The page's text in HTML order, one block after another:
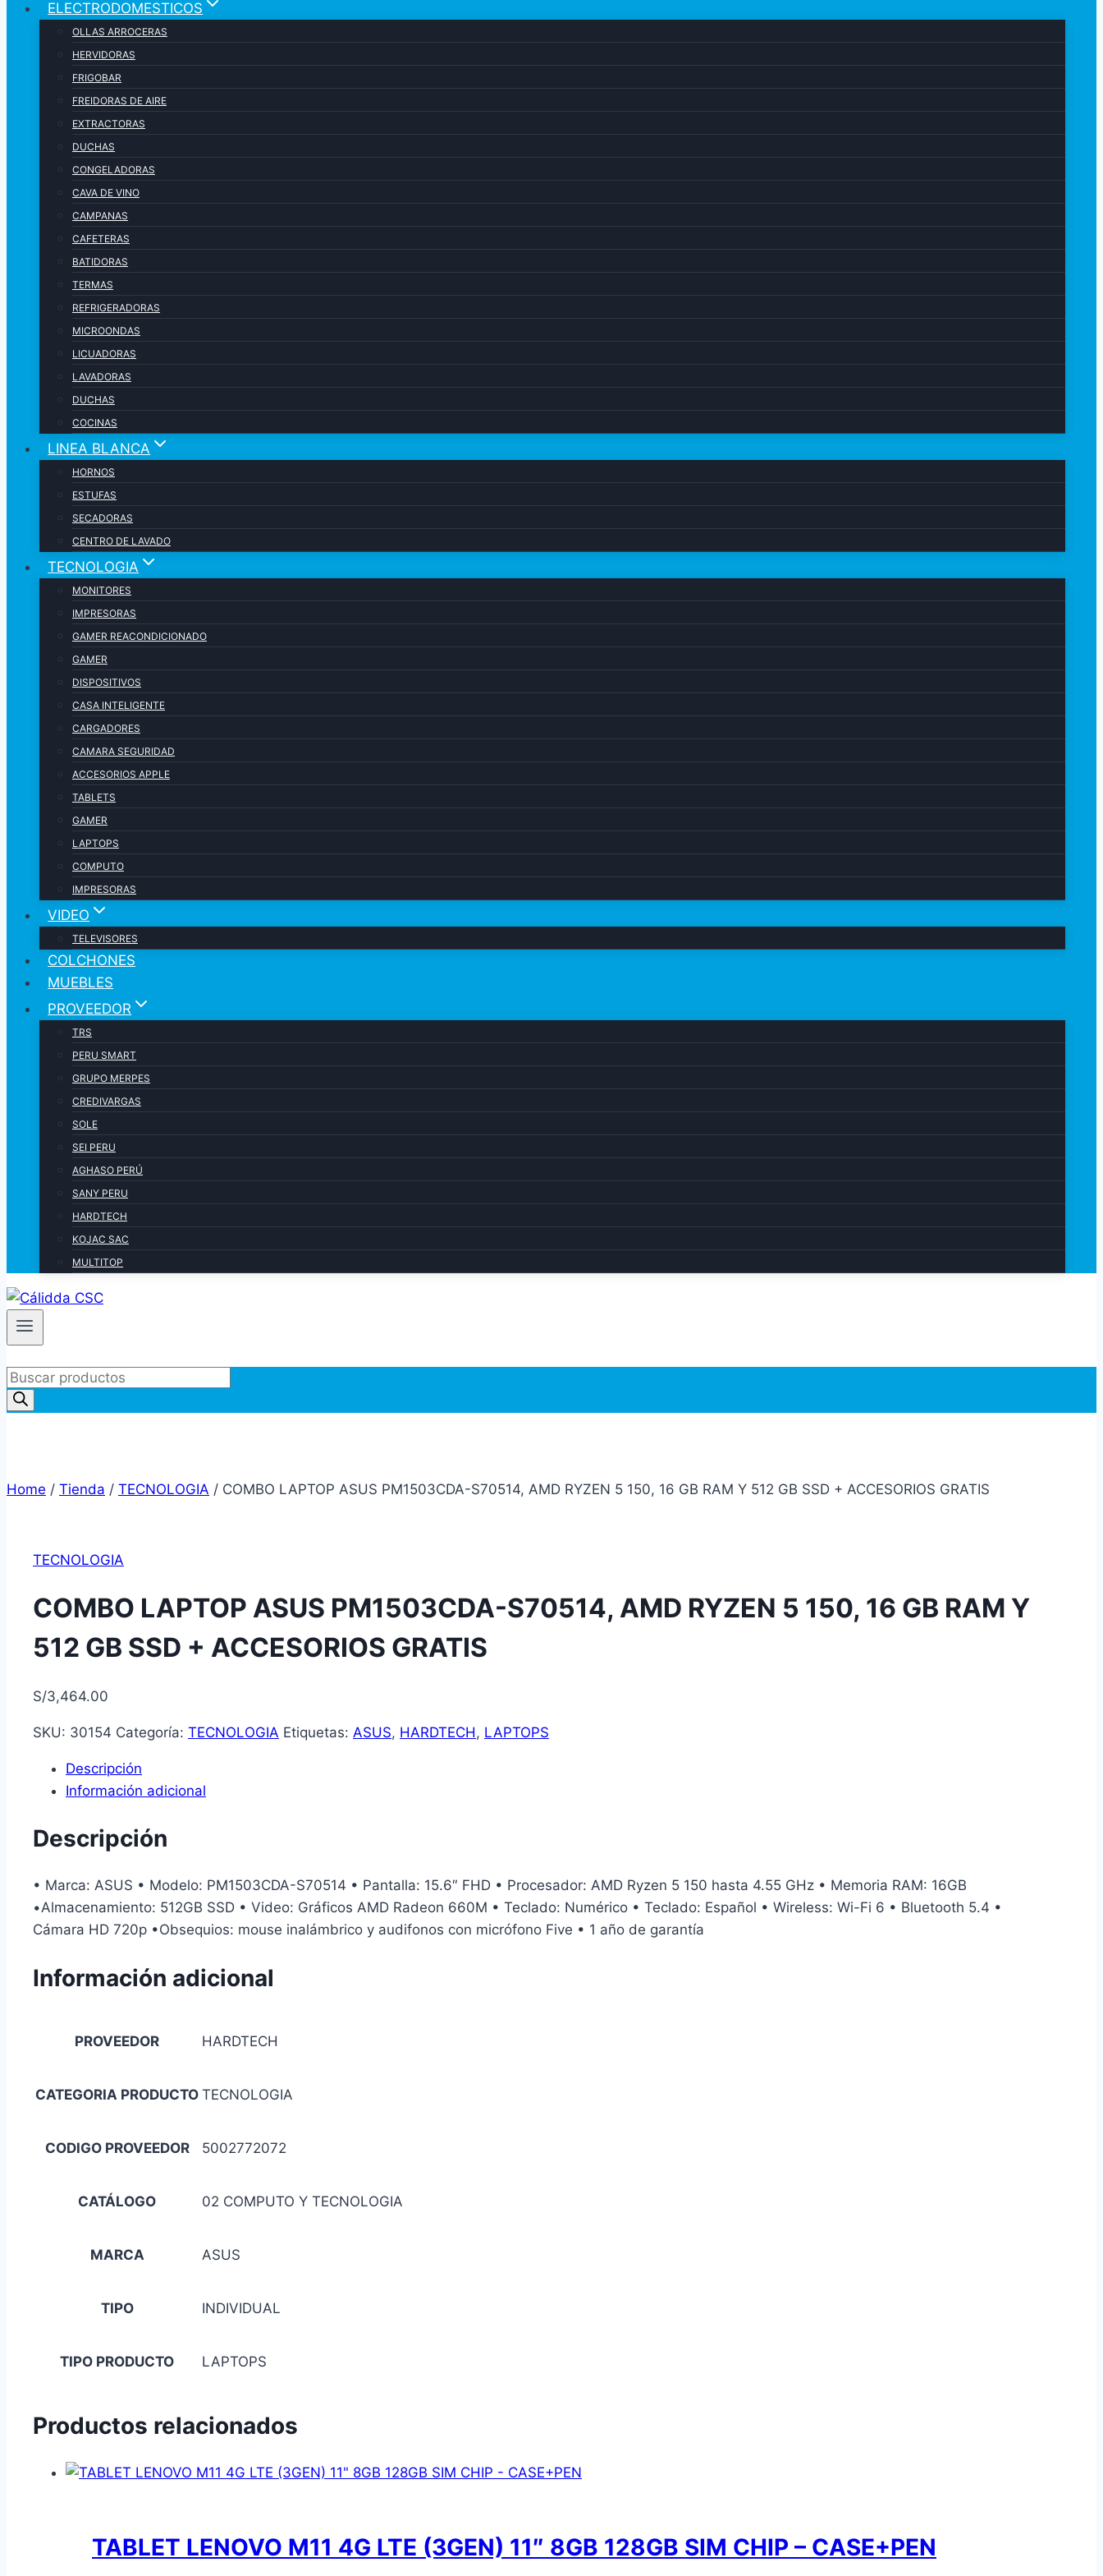
ELECTRODOMESTICOS
OLLAS ARROCERAS
HERVIDORAS
FRIGOBAR
FREIDORAS DE AIRE
EXTRACTORAS
DUCHAS
CONGELADORAS
CAVA DE VINO
CAMPANAS
CAFETERAS
BATIDORAS
TERMAS
REFRIGERADORAS
MICROONDAS
LICUADORAS
LAVADORAS
DUCHAS
COCINAS
LINEA BLANCA
HORNOS
ESTUFAS
SECADORAS
CENTRO DE LAVADO
TECNOLOGIA
MONITORES
IMPRESORAS
GAMER REACONDICIONADO
GAMER
DISPOSITIVOS
CASA INTELIGENTE
CARGADORES
CAMARA SEGURIDAD
ACCESORIOS APPLE
TABLETS
GAMER
LAPTOPS
COMPUTO
IMPRESORAS
VIDEO
TELEVISORES
COLCHONES
MUEBLES
PROVEEDOR
TRS
PERU SMART
GRUPO MERPES
CREDIVARGAS
SOLE
SEI PERU
AGHASO PERÚ
SANY PERU
HARDTECH
KOJAC SAC
MULTITOP
Products
search
Home / Tienda / TECNOLOGIA / COMBO LAPTOP ASUS PM1503CDA-S70514, AMD RYZEN 5 150, 16 GB RAM Y 512 GB SSD + ACCESORIOS GRATIS
TECNOLOGIA
COMBO LAPTOP ASUS PM1503CDA-S70514, AMD RYZEN 5 150, 16 GB RAM Y
512 GB SSD + ACCESORIOS GRATIS
S/3,464.00
SKU: 30154 Categoría: TECNOLOGIA Etiquetas: ASUS, HARDTECH , LAPTOPS
Descripción
Información adicional
Descripción
• Marca: ASUS • Modelo: PM1503CDA-S70514 • Pantalla: 15.6″ FHD • Procesador: AMD Ryzen 5 150 hasta 4.55 GHz • Memoria RAM: 16GB
•Almacenamiento: 512GB SSD • Video: Gráficos AMD Radeon 660M • Teclado: Numérico • Teclado: Español • Wireless: Wi-Fi 6 • Bluetooth 5.4 •
Cámara HD 720p •Obsequios: mouse inalámbrico y audifonos con micrófono Five • 1 año de garantía
Información adicional
PROVEEDOR HARDTECH
CATEGORIA PRODUCTO TECNOLOGIA
CODIGO PROVEEDOR 5002772072
CATÁLOGO 02 COMPUTO Y TECNOLOGIA
MARCA ASUS
TIPO INDIVIDUAL
TIPO PRODUCTO LAPTOPS
Productos relacionados
TABLET LENOVO M11 4G LTE (3GEN) 11″ 8GB 128GB SIM CHIP – CASE+PEN